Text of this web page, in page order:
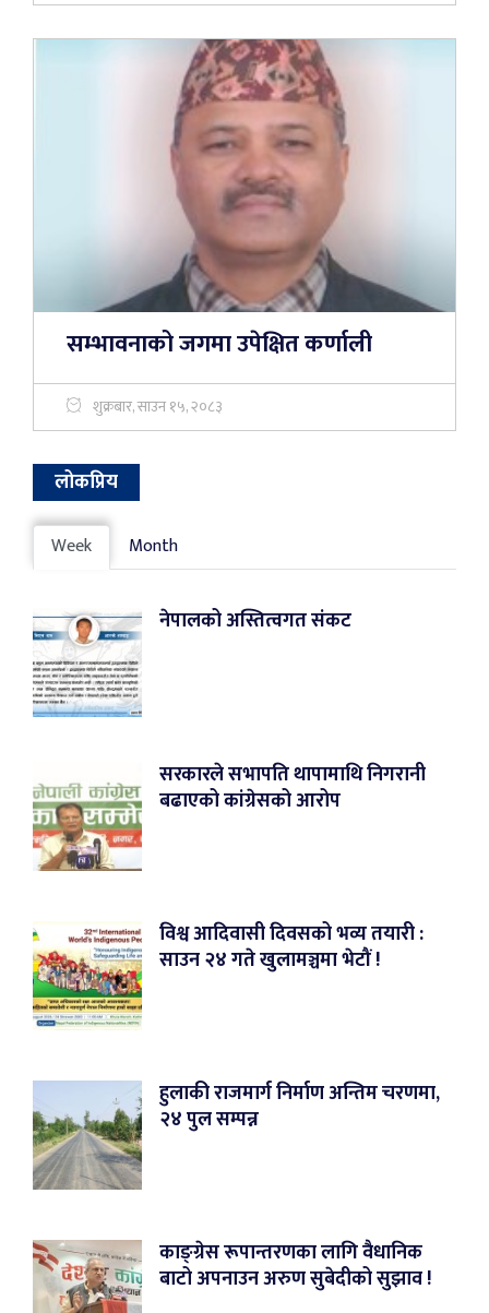
सम्भावनाको जगमा उपेक्षित कर्णाली
शुक्रबार, साउन १५, २०८३
लोकप्रिय
Week Month
नेपालको अस्तित्वगत संकट
सरकारले सभापति थापामाथि निगरानी
बढाएको कांग्रेसको आरोप
विश्व आदिवासी दिवसको भव्य तयारी :
साउन २४ गते खुलामञ्चमा भेटौं !
हुलाकी राजमार्ग निर्माण अन्तिम चरणमा,
२४ पुल सम्पन्न
काङ्ग्रेस रूपान्तरणका लागि वैधानिक
बाटो अपनाउन अरुण सुबेदीको सुझाव !